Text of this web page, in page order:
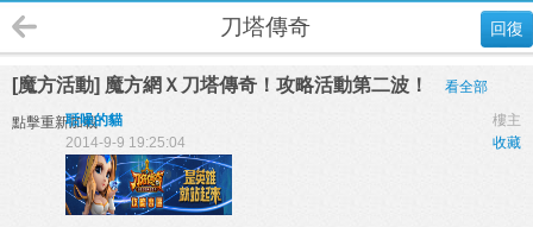
回復
刀塔傳奇
[魔方活動] 魔方網Ｘ刀塔傳奇！攻略活動第二波！ 看全部
點擊重新加載 樓主
聒噪的貓
收藏
2014-9-9 19:25:04